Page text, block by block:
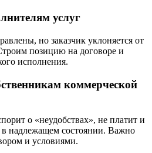
услуг
но заказчик уклоняется от
позицию на договоре и
исполнения.
коммерческой
о «неудобствах», не платит и
надлежащем состоянии. Важно
и условиями.